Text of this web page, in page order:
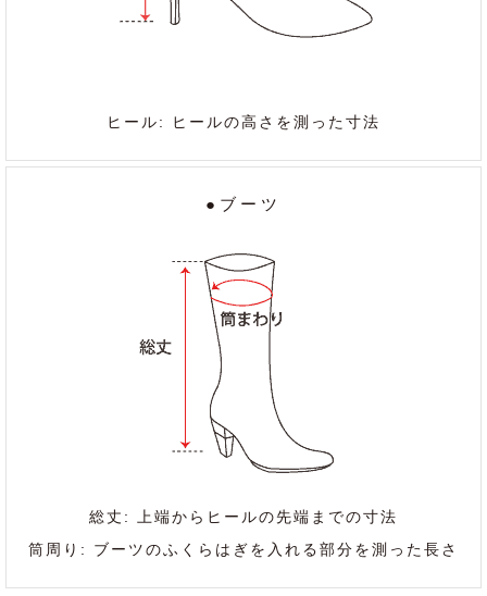
ヒール: ヒールの高さを測った寸法
●ブーツ
総丈: 上端からヒールの先端までの寸法
筒周り: ブーツのふくらはぎを入れる部分を測った長さ